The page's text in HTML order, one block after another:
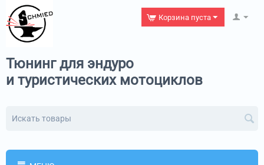
Корзина пуста
Тюнинг для эндуро
и туристических мотоциклов